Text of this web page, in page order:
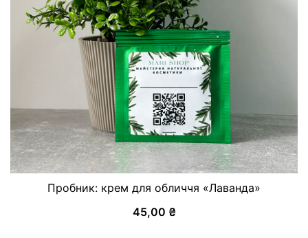
Пробник: крем для обличчя «Лаванда»
45,00 ₴